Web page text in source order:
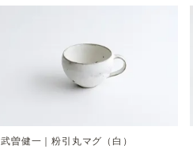
武曽健一｜粉引丸マグ（白）